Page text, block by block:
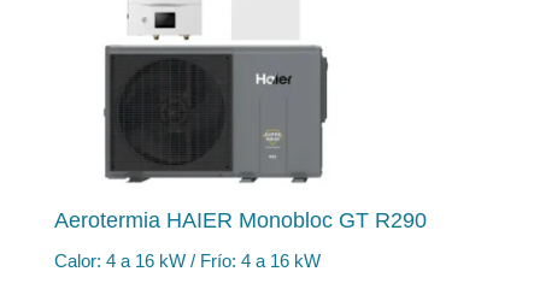
Aerotermia HAIER Monobloc GT R290
Calor: 4 a 16 kW / Frío: 4 a 16 kW